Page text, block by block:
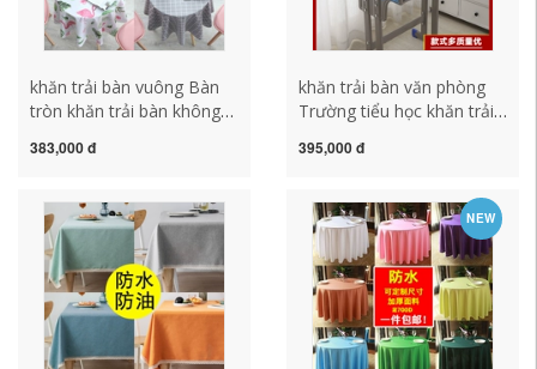
khăn trải bàn vuông Bàn
tròn khăn trải bàn không
dầu, không giặt và chống
gia đình khăn trải bàn
nhựa pvc khăn trải bàn cà
phê Khăn trải bàn học Tạp
khăn trải bàn khổ lớn
383,000 đ
khăn trải bàn văn phòng
Trường tiểu học khăn trải
60 trường học dày màu
khăn trải bàn in khăn trải
bàn sang trọng khăn trải
bàn đẹp
395,000 đ
NEW